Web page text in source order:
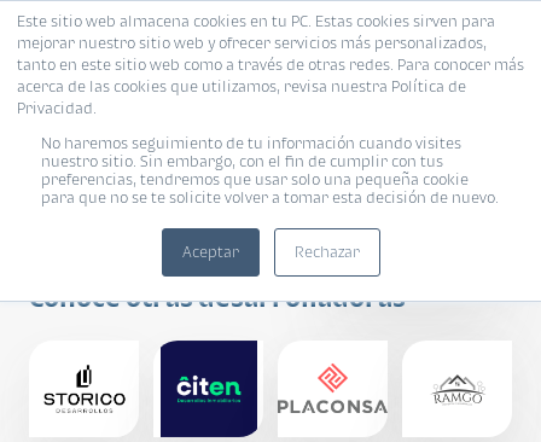
Este sitio web almacena cookies en tu PC. Estas cookies sirven para
mejorar nuestro sitio web y ofrecer servicios más personalizados,
tanto en este sitio web como a través de otras redes. Para conocer más
acerca de las cookies que utilizamos, revisa nuestra Política de
Privacidad.
No haremos seguimiento de tu información cuando visites
nuestro sitio. Sin embargo, con el fin de cumplir con tus
preferencias, tendremos que usar solo una pequeña cookie
para que no se te solicite volver a tomar esta decisión de nuevo.
Aceptar Rechazar
Grupo Triple G
Conoce otras desarrolladoras